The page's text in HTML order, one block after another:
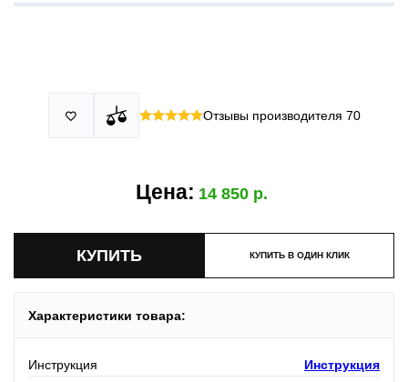
По России: оплата производится до момента отгрузки в ТК.
скидка 25%
 Отзывы производителя 70
Цена: 14 850
КУПИТЬ В ОДИН КЛИК
Характеристики товара:
Инструкция
Инструкция